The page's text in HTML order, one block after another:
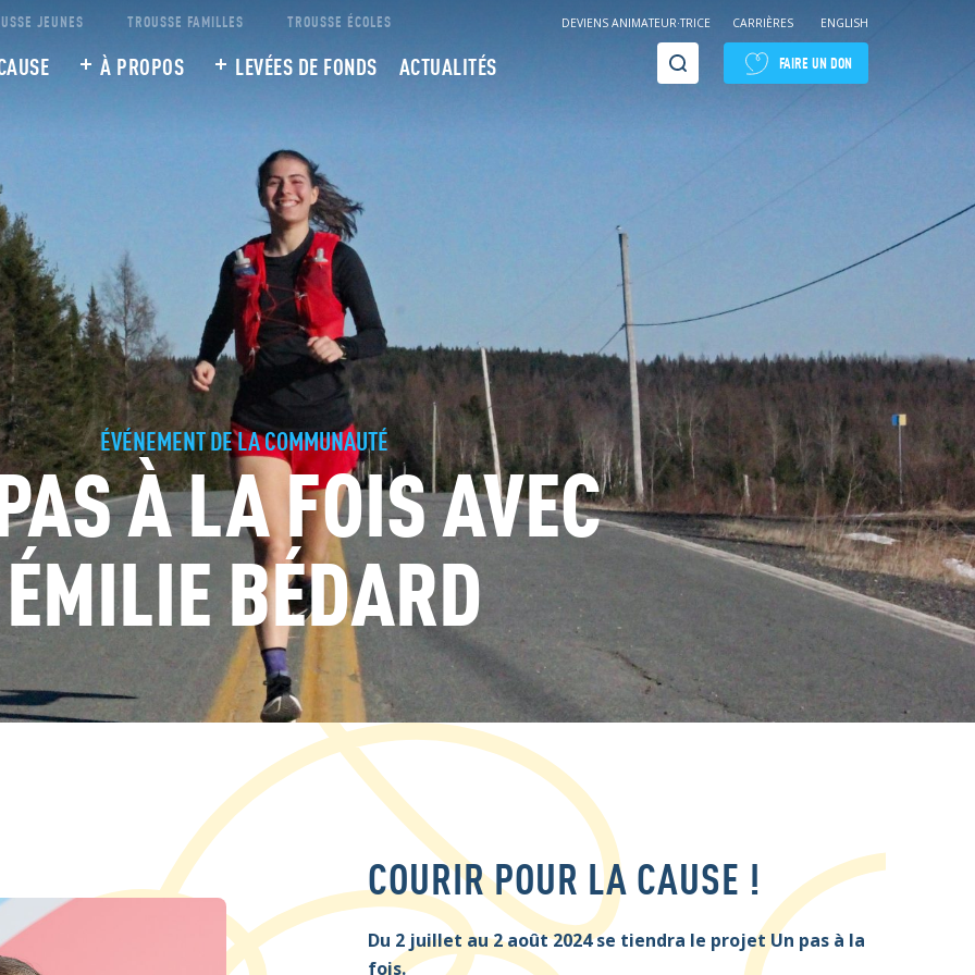
JEUNES TROUSSE FAMILLES TROUSSE ÉCOLES
À PROPOS LEVÉES DE FONDS ACTUALITÉS
DEVIENS ANIMATEUR·TRICE CARRIÈRES ENGLISH
Recherche FAIRE UN DON
ÉVÉNEMENT DE LA COMMUNAUTÉ
À LA FOIS AVEC
ÉMILIE BÉDARD
COURIR POUR LA CAUSE !
Du 2 juillet au 2 août 2024 se tiendra le projet Un pas à la
fois.